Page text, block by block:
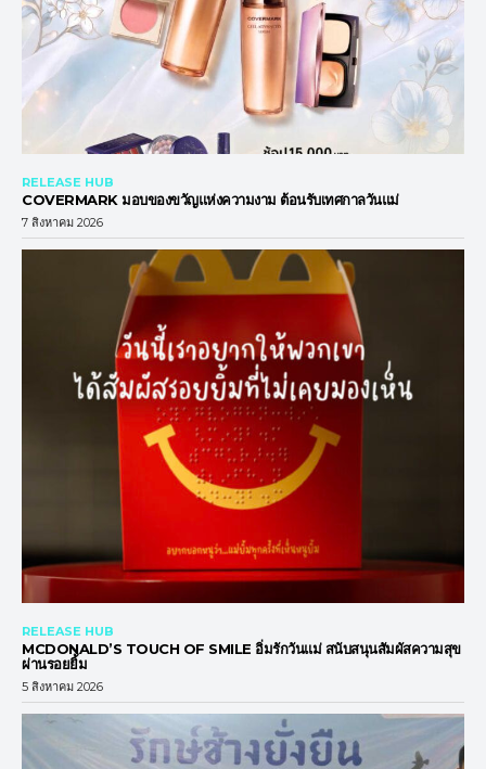
RELEASE HUB
COVERMARK มอบของขวัญแห่งความงาม ต้อนรับเทศกาลวันแม่
7 สิงหาคม 2026
RELEASE HUB
MCDONALD’S TOUCH OF SMILE อิ่มรักวันแม่ สนับสนุนสัมผัสความสุข
ผ่านรอยยิ้ม
5 สิงหาคม 2026